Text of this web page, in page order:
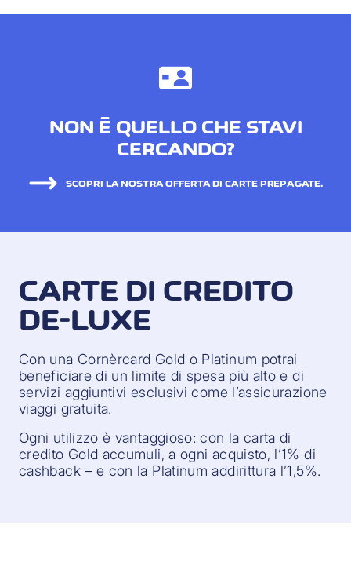
NON È QUELLO CHE STAVI
CERCANDO?
SCOPRI LA NOSTRA OFFERTA DI CARTE PREPAGATE.
CARTE DI CREDITO
DE-LUXE
Con una Cornèrcard Gold o Platinum potrai
beneficiare di un limite di spesa più alto e di
servizi aggiuntivi esclusivi come l’assicurazione
viaggi gratuita.
Ogni utilizzo è vantaggioso: con la carta di
credito Gold accumuli, a ogni acquisto, l’1% di
cashback – e con la Platinum addirittura l’1,5%.